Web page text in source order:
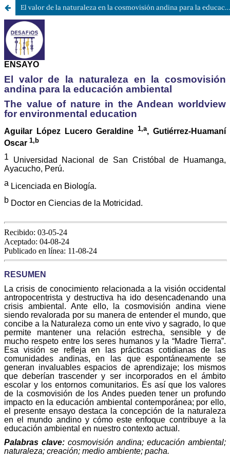
El valor de la naturaleza en la cosmovisión andina para la educación ambiental